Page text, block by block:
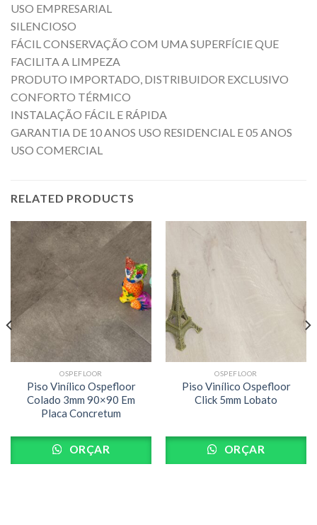
USO EMPRESARIAL
SILENCIOSO
FÁCIL CONSERVAÇÃO COM UMA SUPERFÍCIE QUE
FACILITA A LIMPEZA
PRODUTO IMPORTADO, DISTRIBUIDOR EXCLUSIVO
CONFORTO TÉRMICO
INSTALAÇÃO FÁCIL E RÁPIDA
GARANTIA DE 10 ANOS USO RESIDENCIAL E 05 ANOS
USO COMERCIAL
RELATED PRODUCTS
OSPEFLOOR
Piso Vinílico Ospefloor
Colado 3mm 90×90 Em
Placa Concretum
ORÇAR
OSPEFLOOR
Piso Vinílico Ospefloor
Click 5mm Lobato
ORÇAR